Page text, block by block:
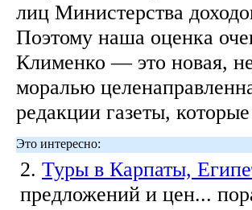
лиц Министерства
Поэтому наша оценка
Клименко — это новая,
моралью
редакции газеты,
Это интересно:
2. Туры в Карпаты,
предложений и цен...